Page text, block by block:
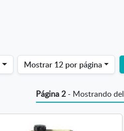
Mostrar 12 por página
Página 2 - Mostrando del